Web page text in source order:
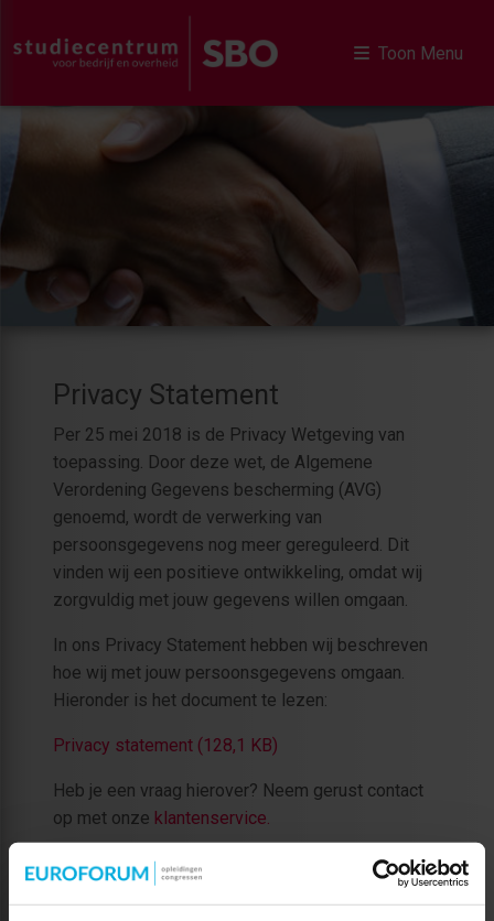
Toon Menu
Privacy Statement
Per 25 mei 2018 is de Privacy Wetgeving van
toepassing. Door deze wet, de Algemene
Verordening Gegevens bescherming (AVG)
genoemd, wordt de verwerking van
persoonsgegevens nog meer gereguleerd. Dit
vinden wij een positieve ontwikkeling, omdat wij
zorgvuldig met jouw gegevens willen omgaan.
In ons Privacy Statement hebben wij beschreven
hoe wij met jouw persoonsgegevens omgaan.
Hieronder is het document te lezen:
Privacy statement (128,1 KB)
Heb je een vraag hierover? Neem gerust contact
op met onze klantenservice.
*Studiecentrum voor Bedrijf en Overheid (SBO) is
onderdeel van Euroforum BV. Euroforum hanteert